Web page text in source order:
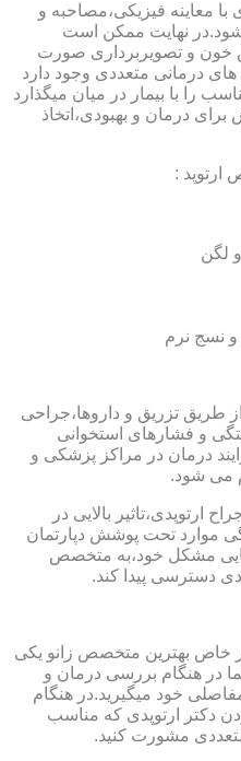
معاینه فیزیکی،مصاحبه و
نهایت ممکن است
خون و تصویربرداری صورت
درمانی متعددی وجود دارد
را با بیمار در میان میگذارد
درمان و بهبودی،اتخاذ
ارتوپد :
لگن
و نسج نرم
طریق تزریق و داروها،جراحی
و فشارهای استخوانی
درمان در مراکز پزشکی و
می شود.
ارتوپدی،تاثیر بالایی در
موارد تحت پوشش دپارتمان
مشکل خود،به متخصص
دسترسی پیدا کند.
خاص بهترین متخصص زانو یکی
در هنگام بررسی درمان و
خود میگیرید.در هنگام
دکتر ارتوپدی که مناسب
مشورت کنید.